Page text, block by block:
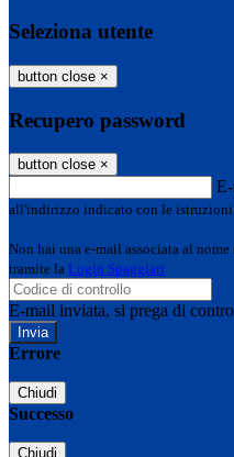
Seleziona utente
button close ×
Recupero password
button close ×
all'indirizzo indicato con le istruzioni
Non hai una e-mail associata al
tramite la Login Spaggiari
E-mail inviata, si prega di
Errore
Chiudi
Successo
Chiudi